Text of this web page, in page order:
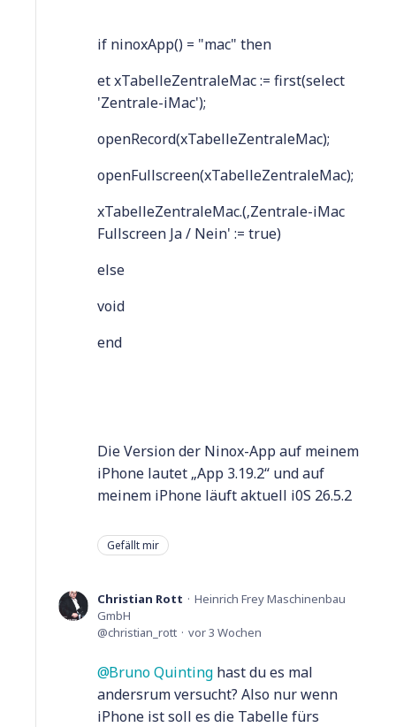
if ninoxApp() = "mac" then
et xTabelleZentraleMac := first(select
'Zentrale-iMac');
openRecord(xTabelleZentraleMac);
openFullscreen(xTabelleZentraleMac);
xTabelleZentraleMac.(‚Zentrale-iMac
Fullscreen Ja / Nein' := true)
else
void
end
Die Version der Ninox-App auf meinem
iPhone lautet „App 3.19.2“ und auf
meinem iPhone läuft aktuell i0S 26.5.2
Gefällt mir
Christian Rott
Heinrich Frey Maschinenbau
GmbH
christian_rott
vor 3 Wochen
Bruno Quinting hast du es mal
andersrum versucht? Also nur wenn
iPhone ist soll es die Tabelle fürs